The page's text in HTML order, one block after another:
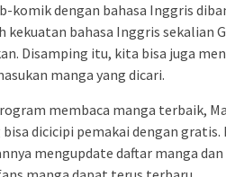
komik dengan bahasa Inggris
bahasa Inggris sekalian
Disamping itu, kita bisa juga
manga yang dicari.
membaca manga terbaik,
dicicipi pemakai dengan
mengupdate daftar manga